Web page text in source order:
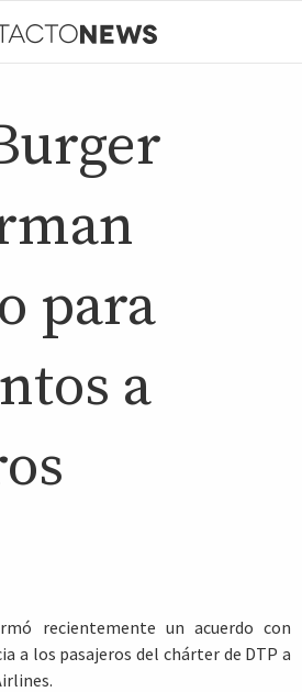
para
a
recientemente un acuerdo con
a los pasajeros del chárter de DTP a